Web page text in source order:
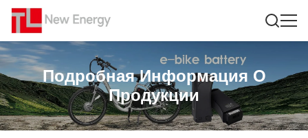
Подробная Информация О
Продукции